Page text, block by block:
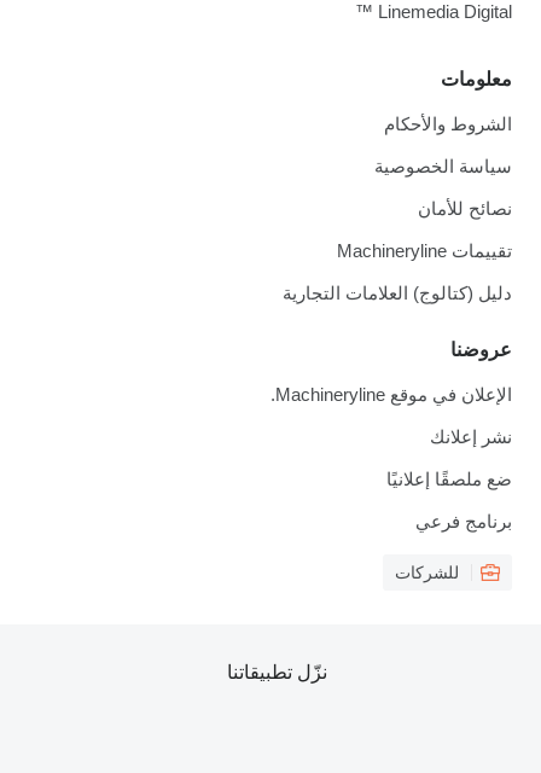
معلومات
الشروط والأحكام
سياسة الخصوصية
نصائح للأمان
تقييمات Machineryline
دليل (كتالوج) العلامات التجارية
عروضنا
الإعلان في موقع Machineryline.
نشر إعلانك
ضع ملصقًا إعلانيًا
برنامج فرعي
للشركات
Linemedia Digital ™
نزّل تطبيقاتنا